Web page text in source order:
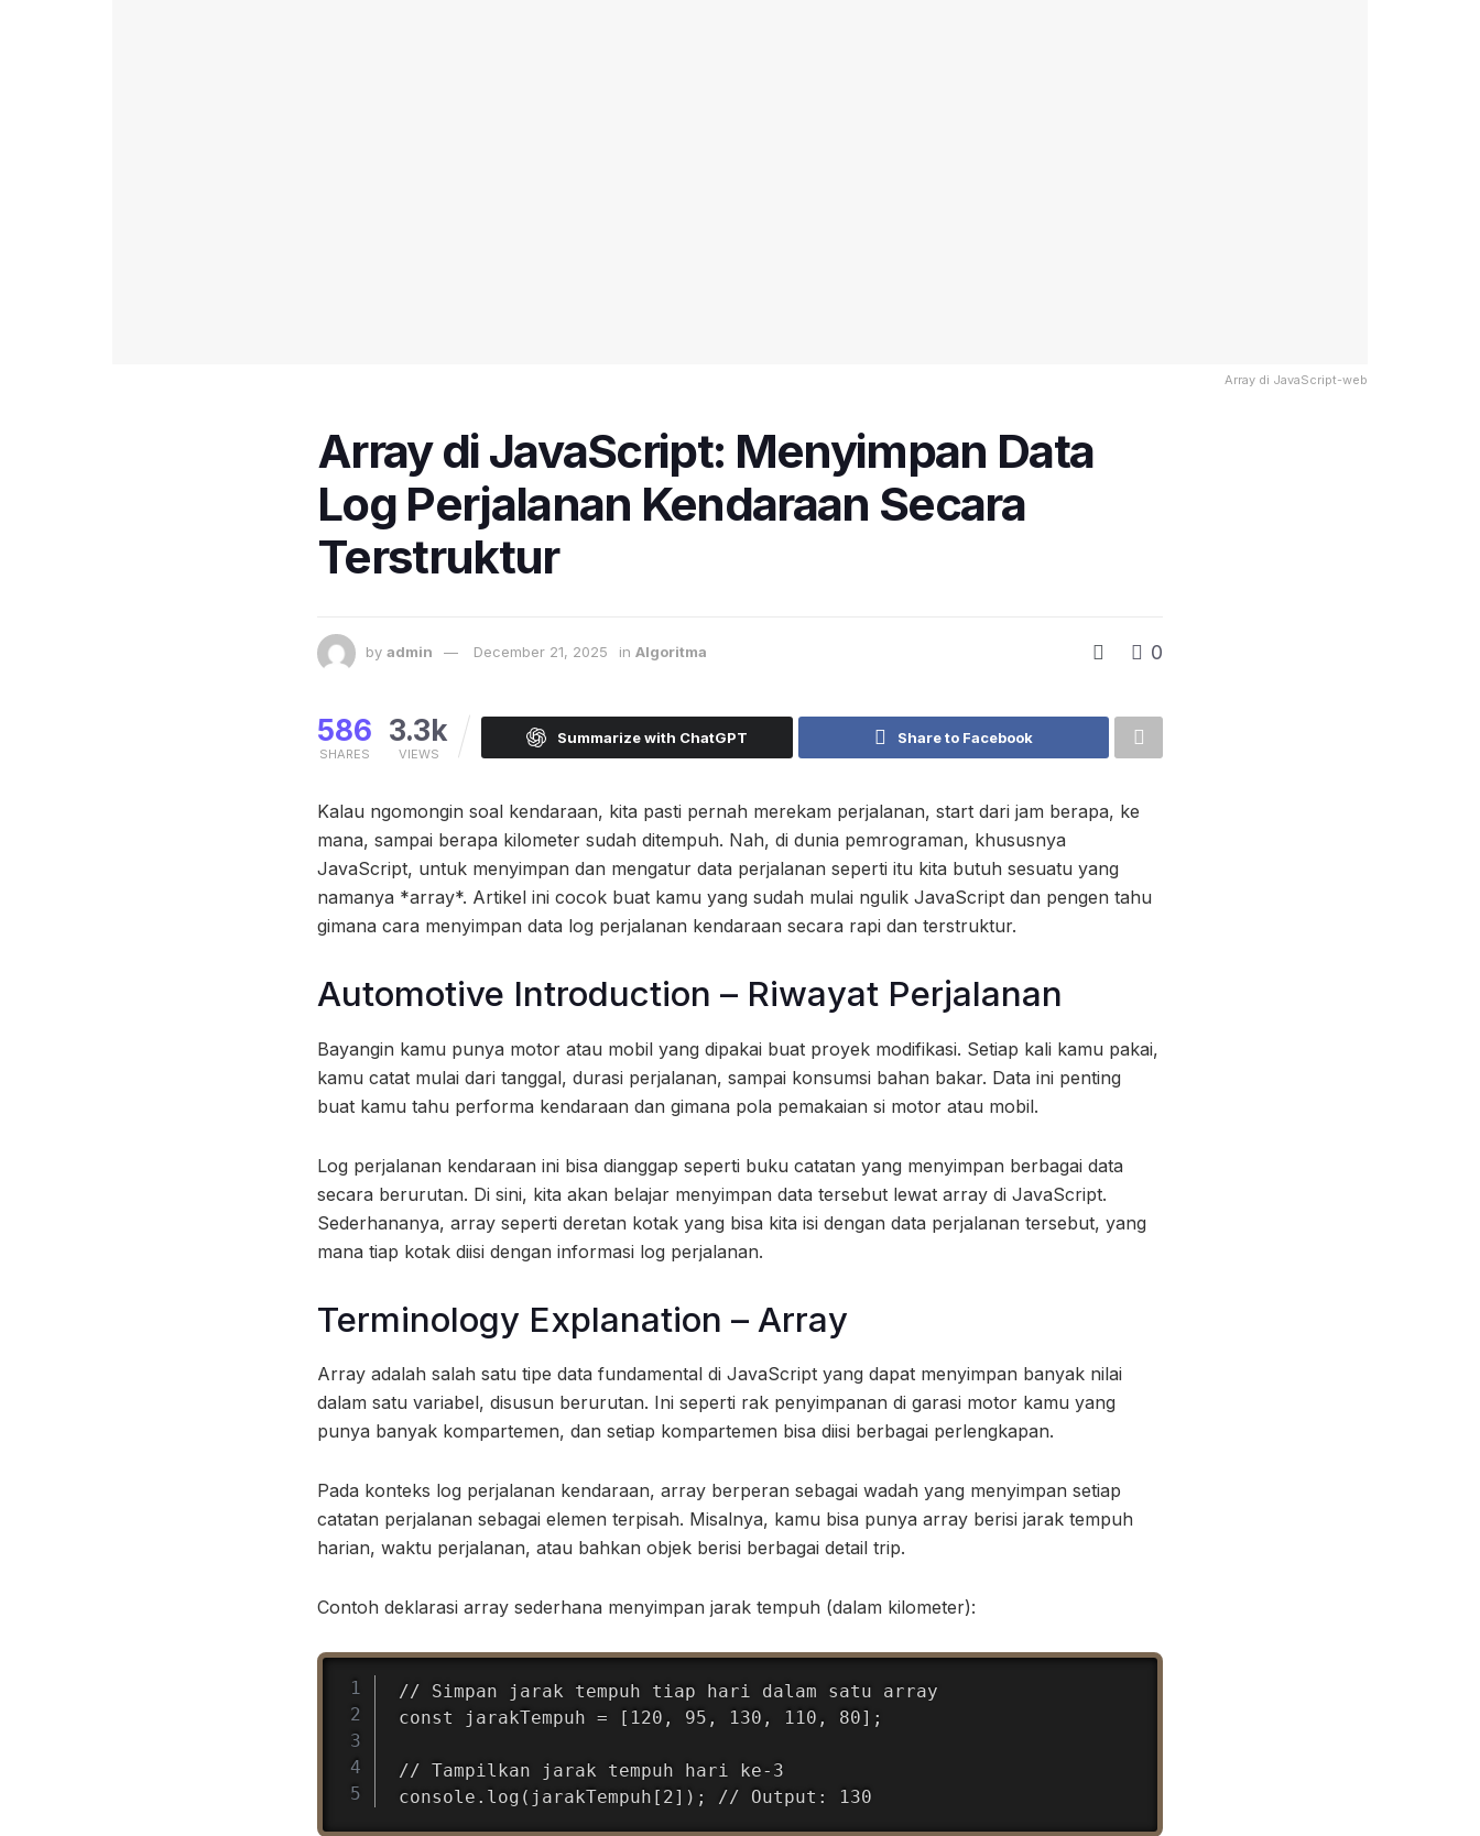
Array di JavaScript-web
Array di JavaScript: Menyimpan Data
Log Perjalanan Kendaraan Secara
Terstruktur
by admin December 21, 2025 in Algoritma 0
586
SHARES
3.3k
VIEWS
Summarize with ChatGPT Share to Facebook
Kalau ngomongin soal kendaraan, kita pasti pernah merekam perjalanan, start dari jam berapa, ke
mana, sampai berapa kilometer sudah ditempuh. Nah, di dunia pemrograman, khususnya
JavaScript, untuk menyimpan dan mengatur data perjalanan seperti itu kita butuh sesuatu yang
namanya *array*. Artikel ini cocok buat kamu yang sudah mulai ngulik JavaScript dan pengen tahu
gimana cara menyimpan data log perjalanan kendaraan secara rapi dan terstruktur.
Automotive Introduction – Riwayat Perjalanan
Bayangin kamu punya motor atau mobil yang dipakai buat proyek modifikasi. Setiap kali kamu pakai,
kamu catat mulai dari tanggal, durasi perjalanan, sampai konsumsi bahan bakar. Data ini penting
buat kamu tahu performa kendaraan dan gimana pola pemakaian si motor atau mobil.
Log perjalanan kendaraan ini bisa dianggap seperti buku catatan yang menyimpan berbagai data
secara berurutan. Di sini, kita akan belajar menyimpan data tersebut lewat array di JavaScript.
Sederhananya, array seperti deretan kotak yang bisa kita isi dengan data perjalanan tersebut, yang
mana tiap kotak diisi dengan informasi log perjalanan.
Terminology Explanation – Array
Array adalah salah satu tipe data fundamental di JavaScript yang dapat menyimpan banyak nilai
dalam satu variabel, disusun berurutan. Ini seperti rak penyimpanan di garasi motor kamu yang
punya banyak kompartemen, dan setiap kompartemen bisa diisi berbagai perlengkapan.
Pada konteks log perjalanan kendaraan, array berperan sebagai wadah yang menyimpan setiap
catatan perjalanan sebagai elemen terpisah. Misalnya, kamu bisa punya array berisi jarak tempuh
harian, waktu perjalanan, atau bahkan objek berisi berbagai detail trip.
Contoh deklarasi array sederhana menyimpan jarak tempuh (dalam kilometer):
// Simpan jarak tempuh tiap hari dalam satu array
const jarakTempuh = [120, 95, 130, 110, 80];
// Tampilkan jarak tempuh hari ke-3
console.log(jarakTempuh[2]); // Output: 130